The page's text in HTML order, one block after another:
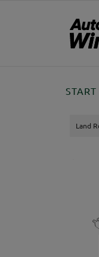
START
Land